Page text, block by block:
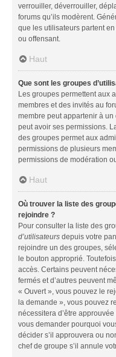
verrouiller, déverrouiller,
forums qu’ils modèrent.
que les utilisateurs partent en
ou offensant.
Haut
Que sont les groupes
Les groupes permettent aux
membres et des invités au
membre peut appartenir à
peut avoir ses permissions.
des groupes permet aux
permissions de plusieurs
permissions de modération
Haut
Où trouver la liste des
rejoindre ?
Pour consulter la liste des
d’utilisateurs depuis votre
rejoindre un des groupes,
le bouton approprié.
accès. Certains peuvent
fermés et d’autres peuvent
« Ouvert », vous pouvez le
la demande », vous pouvez
nécessitera d’être
vous demander pourquoi
décider s’il approuvera ou
chef de groupe s’il annule